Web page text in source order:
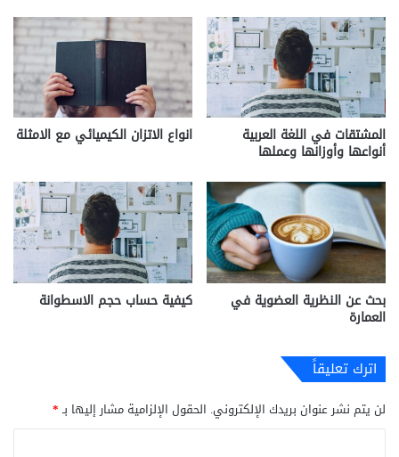
المشتقات في اللغة العربية
أنواعها وأوزانها وعملها
انواع الاتزان الكيميائي مع الامثلة
بحث عن النظرية العضوية في
العمارة
كيفية حساب حجم الاسطوانة
اترك تعليقاً
لن يتم نشر عنوان بريدك الإلكتروني. الحقول الإلزامية مشار إليها بـ*